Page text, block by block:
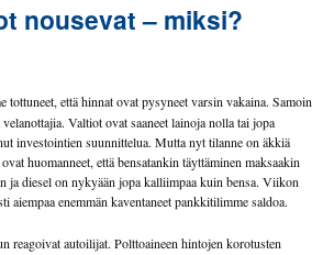
nousevat – miksi?
tottuneet, että hinnat ovat pysyneet varsin vakaina. Samoin
Valtiot ovat saaneet lainoja nolla tai jopa
investointien suunnittelua. Mutta nyt tilanne on äkkiä
huomanneet, että bensatankin täyttäminen maksaakin
ja diesel on nykyään jopa kalliimpaa kuin bensa. Viikon
aiempaa enemmän kaventaneet pankkitilimme saldoa.
reagoivat autoilijat. Polttoaineen hintojen korotusten